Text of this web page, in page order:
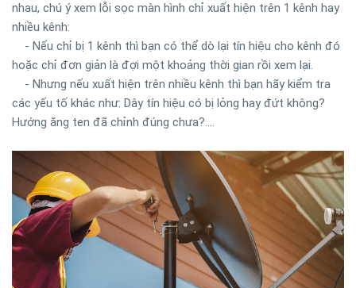
nhau, chú ý xem lỗi sọc màn hình chỉ xuất hiện trên 1 kênh hay
nhiều kênh:
- Nếu chỉ bị 1 kênh thì bạn có thể dò lại tín hiệu cho kênh đó
hoặc chỉ đơn giản là đợi một khoảng thời gian rồi xem lại.
- Nhưng nếu xuất hiện trên nhiều kênh thì bạn hãy kiểm tra
các yếu tố khác như: Dây tín hiệu có bị lỏng hay đứt không?
Hướng ăng ten đã chỉnh đúng chưa?....